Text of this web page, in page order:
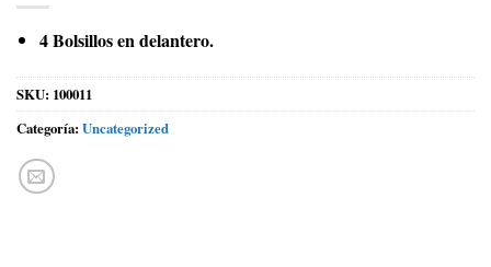
4 Bolsillos en delantero.
SKU: 100011
Categoría: Uncategorized